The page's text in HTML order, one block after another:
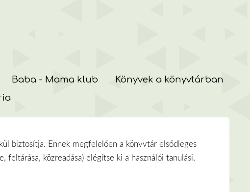
Baba - Mama klub
Könyvek a könyvtárban
biztosítja. Ennek megfelelően a könyvtár elsődleges
közreadása) elégítse ki a használói tanulási,